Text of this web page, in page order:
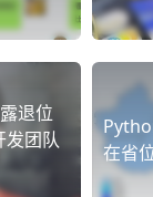
退位
发团队
在省